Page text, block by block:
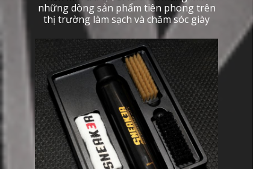
những dòng sản phẩm tiên phong trên
thị trường làm sạch và chăm sóc giày